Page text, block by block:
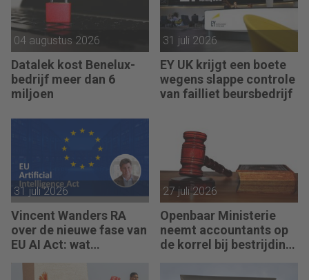
04 augustus 2026
Datalek kost Benelux-
bedrijf meer dan 6
miljoen
31 juli 2026
EY UK krijgt een boete
wegens slappe controle
van failliet beursbedrijf
31 juli 2026
Vincent Wanders RA
over de nieuwe fase van
EU AI Act: wat
regelen
27 juli 2026
Openbaar Ministerie
neemt accountants op
de korrel bij bestrijding